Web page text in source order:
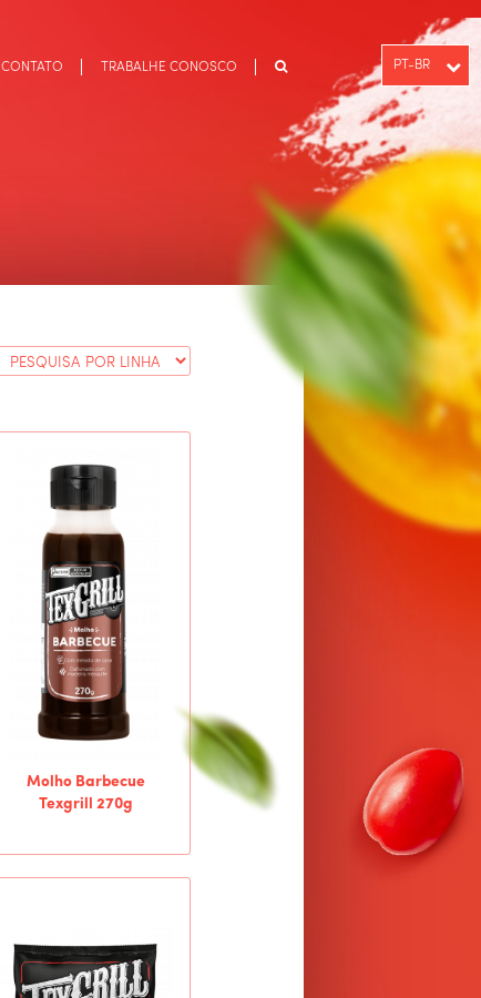
CONTATO TRABALHE CONOSCO PT-BR
ENGLISH
ESPAÑOL
Molho Barbecue
Texgrill 270g